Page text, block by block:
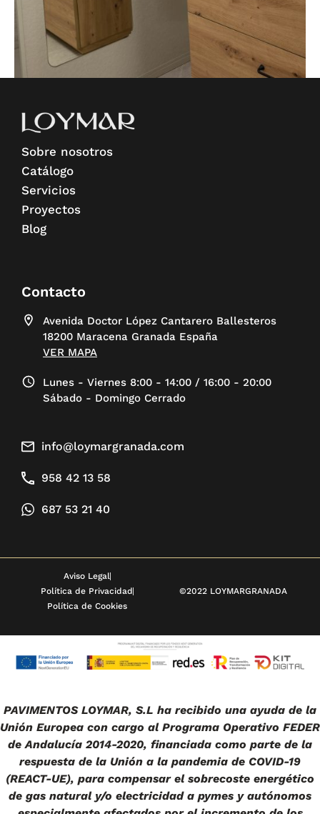
Sobre nosotros
Catálogo
Servicios
Proyectos
Blog
Contacto
Avenida Doctor López Cantarero Ballesteros
18200 Maracena Granada España
VER MAPA
Lunes - Viernes 8:00 - 14:00 / 16:00 - 20:00
Sábado - Domingo Cerrado
info@loymargranada.com
958 42 13 58
687 53 21 40
Aviso Legal
Política de Privacidad
Política de Cookies
©2022 LOYMARGRANADA
PAVIMENTOS LOYMAR, S.L ha recibido una ayuda de la
Unión Europea con cargo al Programa Operativo FEDER
de Andalucía 2014-2020, financiada como parte de la
respuesta de la Unión a la pandemia de COVID-19
(REACT-UE), para compensar el sobrecoste energético
de gas natural y/o electricidad a pymes y autónomos